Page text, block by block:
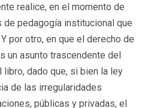
realice, en el momento de
de pedagogía institucional que
por otro, en que el derecho de
un asunto trascendente del
dado que, si bien la ley
de las irregularidades
públicas y privadas, el